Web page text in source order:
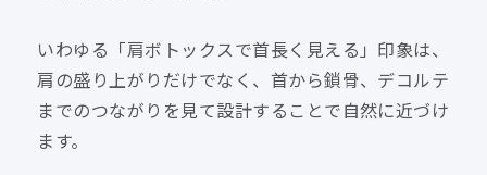
いわゆる「肩ボトックスで首長く見える」印象は、
肩の盛り上がりだけでなく、首から鎖骨、デコルテ
までのつながりを見て設計することで自然に近づけ
ます。